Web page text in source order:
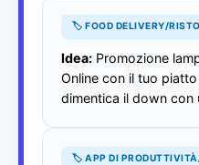
🏷️ FOOD DELIVERY/
Idea: Promozione
Online con il tuo
dimentica il down con
🏷️ APP DI PRODUTTIVITÀ/